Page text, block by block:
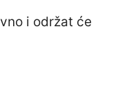
i održat će